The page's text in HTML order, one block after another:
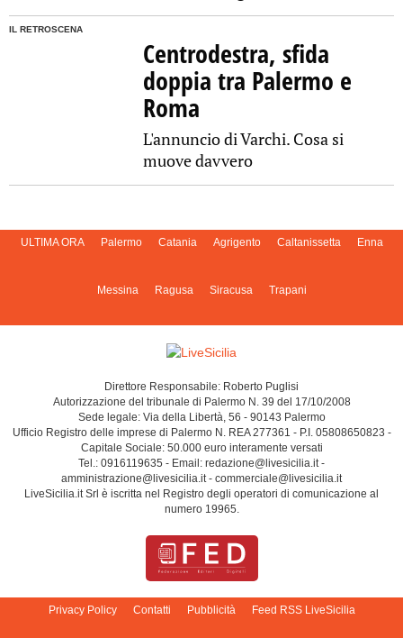
IL RETROSCENA
Centrodestra, sfida
doppia tra Palermo e
Roma
L'annuncio di Varchi. Cosa si
muove davvero
ULTIMA ORA Palermo Catania Agrigento Caltanissetta Enna
Messina Ragusa Siracusa Trapani
Direttore Responsabile: Roberto Puglisi
Autorizzazione del tribunale di Palermo N. 39 del 17/10/2008
Sede legale: Via della Libertà, 56 - 90143 Palermo
Ufficio Registro delle imprese di Palermo N. REA 277361 - P.I. 05808650823 -
Capitale Sociale: 50.000 euro interamente versati
Tel.: 0916119635 - Email: redazione@livesicilia.it -
amministrazione@livesicilia.it - commerciale@livesicilia.it
LiveSicilia.it Srl è iscritta nel Registro degli operatori di comunicazione al
numero 19965.
Privacy Policy Contatti Pubblicità Feed RSS LiveSicilia